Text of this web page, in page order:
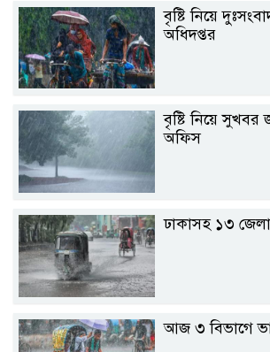
বৃষ্টি নিয়ে
অধিদপ্তর
বৃষ্টি নিয়ে
অফিস
ঢাকাসহ ১৩
আজ ৩ বিভাগে